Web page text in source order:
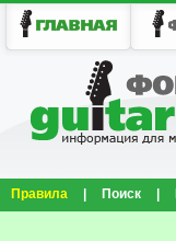
Правила Поиск